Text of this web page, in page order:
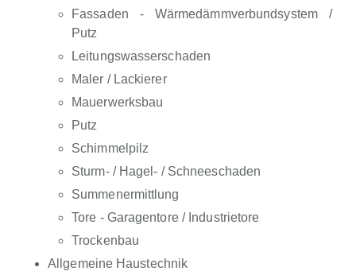
Fassaden - Wärmedämmverbundsystem /
Putz
Leitungswasserschaden
Maler / Lackierer
Mauerwerksbau
Putz
Schimmelpilz
Sturm- / Hagel- / Schneeschaden
Summenermittlung
Tore - Garagentore / Industrietore
Trockenbau
Allgemeine Haustechnik